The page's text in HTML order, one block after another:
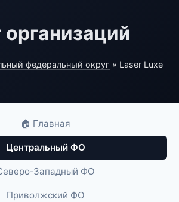
организаций
федеральный округ » Laser Luxe
🏠 Главная
Центральный ФО
Западный ФО
Приволжский ФО